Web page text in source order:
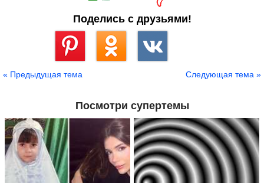
Поделись с друзьями!
« Предыдущая тема Следующая тема »
Посмотри супертемы